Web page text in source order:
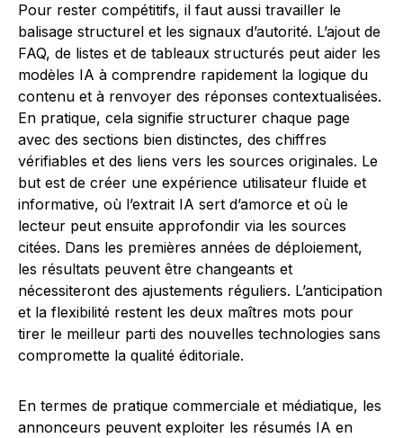
Pour rester compétitifs, il faut aussi travailler le
balisage structurel et les signaux d’autorité. L’ajout de
FAQ, de listes et de tableaux structurés peut aider les
modèles IA à comprendre rapidement la logique du
contenu et à renvoyer des réponses contextualisées.
En pratique, cela signifie structurer chaque page
avec des sections bien distinctes, des chiffres
vérifiables et des liens vers les sources originales. Le
but est de créer une expérience utilisateur fluide et
informative, où l’extrait IA sert d’amorce et où le
lecteur peut ensuite approfondir via les sources
citées. Dans les premières années de déploiement,
les résultats peuvent être changeants et
nécessiteront des ajustements réguliers. L’anticipation
et la flexibilité restent les deux maîtres mots pour
tirer le meilleur parti des nouvelles technologies sans
compromette la qualité éditoriale.
En termes de pratique commerciale et médiatique, les
annonceurs peuvent exploiter les résumés IA en